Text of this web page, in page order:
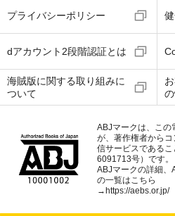
プライバシーポリシー
dアカウント2段階認証とは
海賊版に関する取り組みに
ついて
ABJマークは、この
が、著作権者から
信サービスである
6091713号）です。
ABJマークの詳細、
の一覧はこちら
→https://aebs.or.jp/